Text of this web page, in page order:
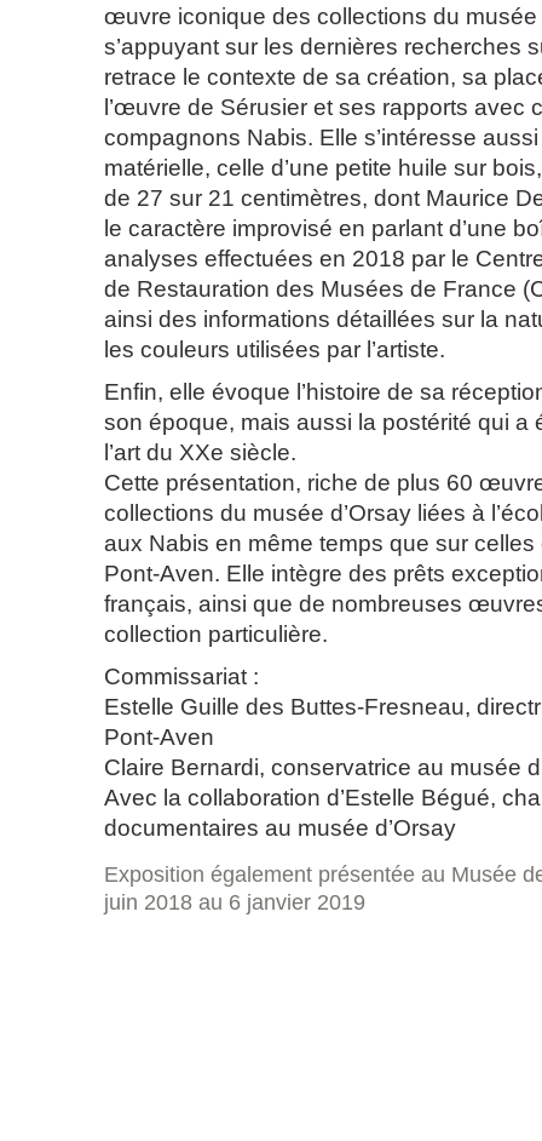
œuvre iconique des collections du musée
s’appuyant sur les dernières recherches
retrace le contexte de sa création, sa
l’œuvre de Sérusier et ses rapports avec
compagnons Nabis. Elle s’intéresse
matérielle, celle d’une petite huile sur
de 27 sur 21 centimètres, dont Maurice
le caractère improvisé en parlant d’une
analyses effectuées en 2018 par le
de Restauration des Musées de France
ainsi des informations détaillées sur la
les couleurs utilisées par l’artiste.
Enfin, elle évoque l’histoire de sa
son époque, mais aussi la postérité qui a
l’art du XXe siècle.
Cette présentation, riche de plus 60
collections du musée d’Orsay liées à
aux Nabis en même temps que sur
Pont-Aven. Elle intègre des prêts
français, ainsi que de nombreuses
collection particulière.
Commissariat :
Estelle Guille des Buttes-Fresneau,
Pont-Aven
Claire Bernardi, conservatrice au musée
Avec la collaboration d’Estelle Bégué,
documentaires au musée d’Orsay
Exposition également présentée au Musée
juin 2018 au 6 janvier 2019